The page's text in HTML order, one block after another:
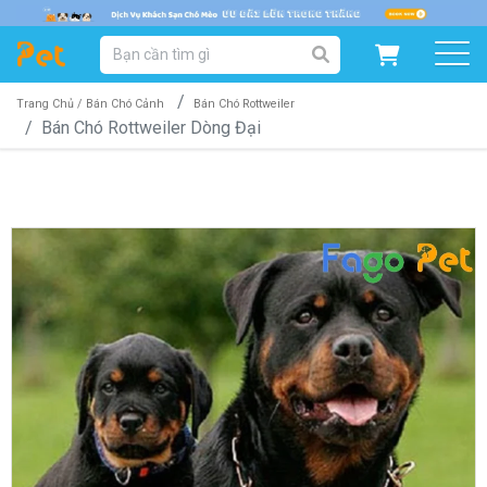
DANH MỤC SẢN PHẨM
SẢN PHẨM DÀNH CHO MÈO SẢN PHẨM DÀNH CHO CHÓ
Trang Chủ / Bán Chó Cảnh Bán Chó Rottweiler
Bán Chó Rottweiler Dòng Đại